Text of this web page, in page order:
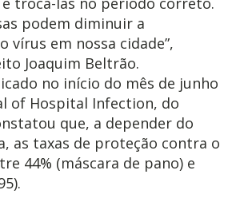
podem diminuir a
vírus em nossa cidade”,
Joaquim Beltrão.
no início do mês de junho
of Hospital Infection, do
que, a depender do
as taxas de proteção contra o
44% (máscara de pano) e